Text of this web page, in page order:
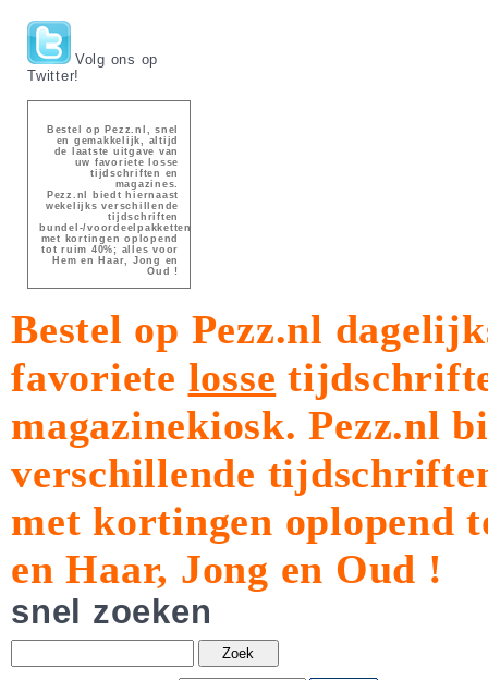
Volg ons op
Twitter!
Bestel op Pezz.nl, snel
en gemakkelijk, altijd
de laatste uitgave van
uw favoriete losse
tijdschriften en
magazines.
Pezz.nl biedt hiernaast
wekelijks verschillende
tijdschriften
bundel-/voordeelpakketten
met kortingen oplopend
tot ruim 40%; alles voor
Hem en Haar, Jong en
Oud !
Bestel op Pezz.nl
favoriete losse
magazinekiosk.Pezz.nl
verschillende
met kortingen oplopend
en Haar, Jong en Oud !
snel zoeken
Zoek